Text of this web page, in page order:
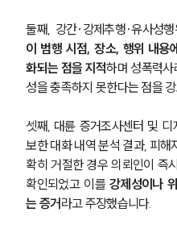
둘째, 강간·강제추행·유사성
이 범행 시점, 장소, 행위 내용
화되는 점을 지적하며 성폭력
성을 충족하지 못한다는 점을
셋째, 대륜 증거조사센터 및
보한 대화 내역 분석 결과, 피해
확히 거절한 경우 의뢰인이 즉
확인되었고 이를 강제성이나
는 증거라고 주장했습니다.